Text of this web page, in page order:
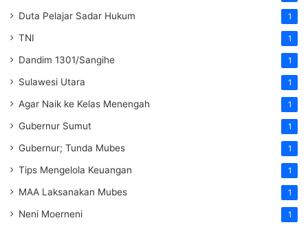
Duta Pelajar Sadar Hukum 1
TNI 1
Dandim 1301/Sangihe 1
Sulawesi Utara 1
Agar Naik ke Kelas Menengah 1
Gubernur Sumut 1
Gubernur; Tunda Mubes 1
Tips Mengelola Keuangan 1
MAA Laksanakan Mubes 1
Neni Moerneni 1